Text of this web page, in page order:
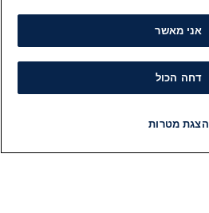
אני מאשר
דחה הכול
הצגת מטרות